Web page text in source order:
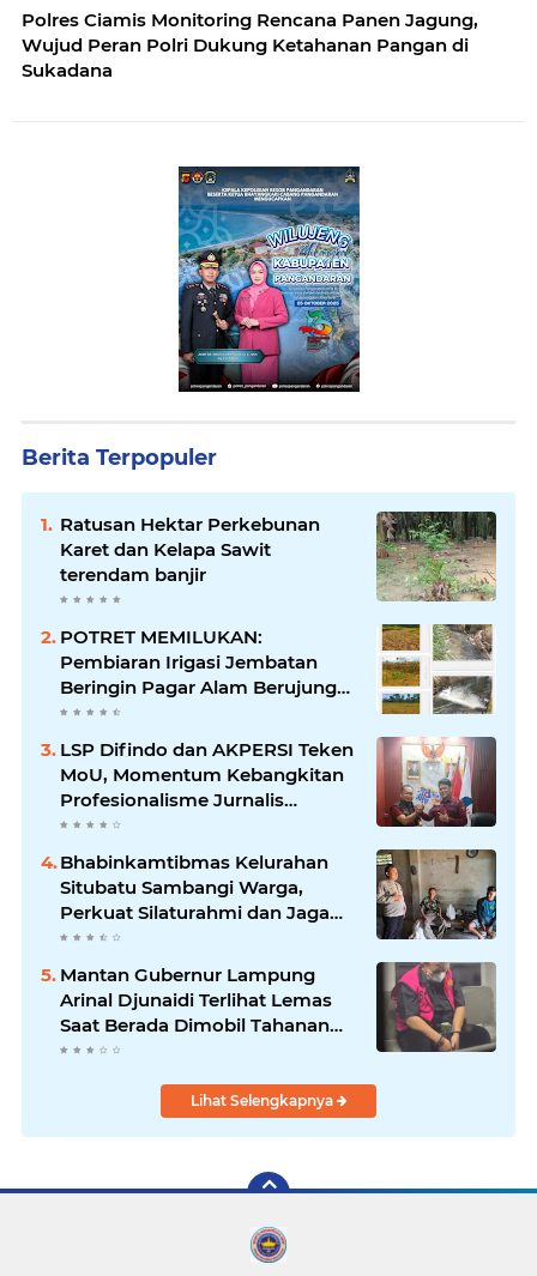
Polres Ciamis Monitoring Rencana Panen Jagung,
Wujud Peran Polri Dukung Ketahanan Pangan di
Sukadana
Berita Terpopuler
Ratusan Hektar Perkebunan
Karet dan Kelapa Sawit
terendam banjir
POTRET MEMILUKAN:
Pembiaran Irigasi Jembatan
Beringin Pagar Alam Berujung
'Bencana' Bagi Petani
LSP Difindo dan AKPERSI Teken
MoU, Momentum Kebangkitan
Profesionalisme Jurnalis
Nasional
Bhabinkamtibmas Kelurahan
Situbatu Sambangi Warga,
Perkuat Silaturahmi dan Jaga
Kondusivitas Wilayah
Mantan Gubernur Lampung
Arinal Djunaidi Terlihat Lemas
Saat Berada Dimobil Tahanan
Kejati Lampung
Lihat Selengkapnya